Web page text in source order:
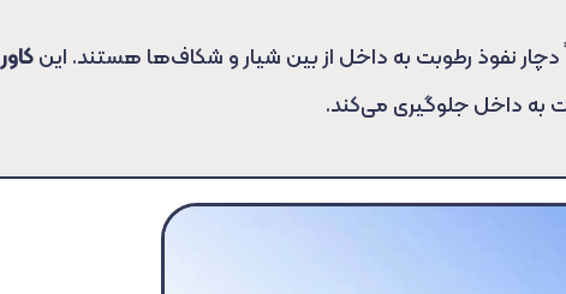
نفوذ رطوبت به داخل از بین شیار و شکاف‌ها هستند. اینکاور
به داخل جلوگیری می‌کند.